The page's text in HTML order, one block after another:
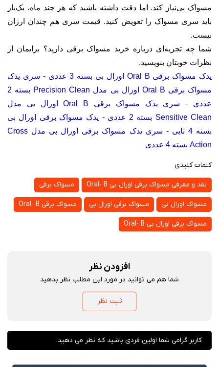
مسواک بی‌نیاز کند. اما دقت داشته باشید که هر چند ماه، یک‌بار
باید سری مسواک را تعویض کنید. قیمت سری هم چندان ارزان
نیست.
شما چه تجریه‌ای درباره خرید مسواک برقی دارید؟ برایمان از
نظرات خوبتان بنویسید.
یدک مسواک برقی Oral B اورال بی بسته 3 عددی
- سری یدک
مسواک برقی Oral B اورال بی مدل Precision Clean بسته 2
عددی -
سری یدک مسواک برقی Oral B اورال بی مدل
Sensitive Clean بسته 2 عددی
- یدک مسواک برقی اورال بی
بسته 4 تایی
-
سری یدک مسواک برقی اورال بی مدل Cross
Action بسته 4 عددی
کلمات کلیدی
نقد و معرفی مسواک برقی اورال بی Oral- B مسواک برقی
مسواک اورال بی مسواک برقی اورال بی مسواک برقی Oral- B
مسواک برقی اورال بی Oral- B
افزودن نظر
شما هم می توانید در مورد این مطلب نظر بدهید
ثبت نظر
کاربر گرامی شما اولین فردی باشید که نظر می دهید.